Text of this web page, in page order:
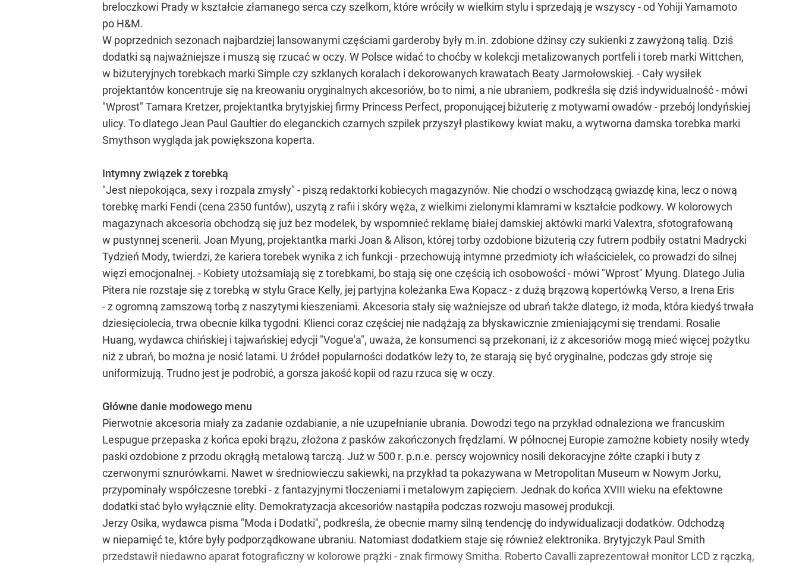
breloczkowi Prady w kształcie złamanego serca czy szelkom, które wróciły w wielkim stylu i sprzedają je wszyscy - od Yohiji Yamamoto
po H&M.
W poprzednich sezonach najbardziej lansowanymi częściami garderoby były m.in. zdobione dżinsy czy sukienki z zawyżoną talią. Dziś
dodatki są najważniejsze i muszą się rzucać w oczy. W Polsce widać to choćby w kolekcji metalizowanych portfeli i toreb marki Wittchen,
w biżuteryjnych torebkach marki Simple czy szklanych koralach i dekorowanych krawatach Beaty Jarmołowskiej. - Cały wysiłek
projektantów koncentruje się na kreowaniu oryginalnych akcesoriów, bo to nimi, a nie ubraniem, podkreśla się dziś indywidualność - mówi
"Wprost" Tamara Kretzer, projektantka brytyjskiej firmy Princess Perfect, proponującej biżuterię z motywami owadów - przebój londyńskiej
ulicy. To dlatego Jean Paul Gaultier do eleganckich czarnych szpilek przyszył plastikowy kwiat maku, a wytworna damska torebka marki
Smythson wygląda jak powiększona koperta.
Intymny związek z torebką
"Jest niepokojąca, sexy i rozpala zmysły" - piszą redaktorki kobiecych magazynów. Nie chodzi o wschodzącą gwiazdę kina, lecz o nową
torebkę marki Fendi (cena 2350 funtów), uszytą z rafii i skóry węża, z wielkimi zielonymi klamrami w kształcie podkowy. W kolorowych
magazynach akcesoria obchodzą się już bez modelek, by wspomnieć reklamę białej damskiej aktówki marki Valextra, sfotografowaną
w pustynnej scenerii. Joan Myung, projektantka marki Joan & Alison, której torby ozdobione biżuterią czy futrem podbiły ostatni Madrycki
Tydzień Mody, twierdzi, że kariera torebek wynika z ich funkcji - przechowują intymne przedmioty ich właścicielek, co prowadzi do silnej
więzi emocjonalnej. - Kobiety utożsamiają się z torebkami, bo stają się one częścią ich osobowości - mówi "Wprost" Myung. Dlatego Julia
Pitera nie rozstaje się z torebką w stylu Grace Kelly, jej partyjna koleżanka Ewa Kopacz - z dużą brązową kopertówką Verso, a Irena Eris
- z ogromną zamszową torbą z naszytymi kieszeniami. Akcesoria stały się ważniejsze od ubrań także dlatego, iż moda, która kiedyś trwała
dziesięciolecia, trwa obecnie kilka tygodni. Klienci coraz częściej nie nadążają za błyskawicznie zmieniającymi się trendami. Rosalie
Huang, wydawca chińskiej i tajwańskiej edycji "Vogue'a", uważa, że konsumenci są przekonani, iż z akcesoriów mogą mieć więcej pożytku
niż z ubrań, bo można je nosić latami. U źródeł popularności dodatków leży to, że starają się być oryginalne, podczas gdy stroje się
uniformizują. Trudno jest je podrobić, a gorsza jakość kopii od razu rzuca się w oczy.
Główne danie modowego menu
Pierwotnie akcesoria miały za zadanie ozdabianie, a nie uzupełnianie ubrania. Dowodzi tego na przykład odnaleziona we francuskim
Lespugue przepaska z końca epoki brązu, złożona z pasków zakończonych frędzlami. W północnej Europie zamożne kobiety nosiły wtedy
paski ozdobione z przodu okrągłą metalową tarczą. Już w 500 r. p.n.e. perscy wojownicy nosili dekoracyjne żółte czapki i buty z
czerwonymi sznurówkami. Nawet w średniowieczu sakiewki, na przykład ta pokazywana w Metropolitan Museum w Nowym Jorku,
przypominały współczesne torebki - z fantazyjnymi tłoczeniami i metalowym zapięciem. Jednak do końca XVIII wieku na efektowne
dodatki stać było wyłącznie elity. Demokratyzacja akcesoriów nastąpiła podczas rozwoju masowej produkcji.
Jerzy Osika, wydawca pisma "Moda i Dodatki", podkreśla, że obecnie mamy silną tendencję do indywidualizacji dodatków. Odchodzą
w niepamięć te, które były podporządkowane ubraniu. Natomiast dodatkiem staje się również elektronika. Brytyjczyk Paul Smith
przedstawił niedawno aparat fotograficzny w kolorowe prążki - znak firmowy Smitha. Roberto Cavalli zaprezentował monitor LCD z rączką,